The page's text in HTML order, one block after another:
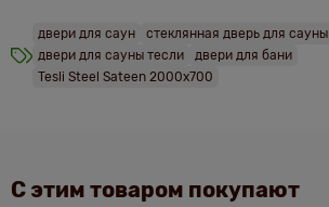
двери для саун
стеклянная дверь для сауны
двери для сауны тесли
двери для бани
Tesli Steel Sateen 2000х700
С этим товаром покупают